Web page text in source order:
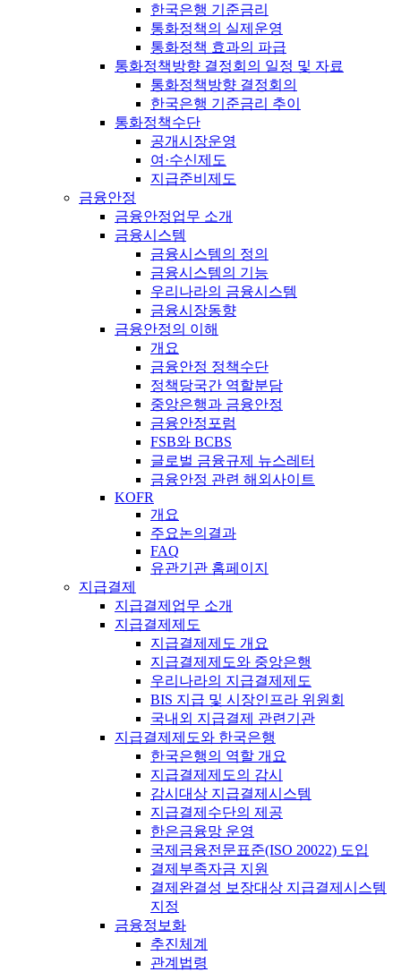
한국은행 기준금리
통화정책의 실제운영
통화정책 효과의 파급
통화정책방향 결정회의 일정 및 자료
통화정책방향 결정회의
한국은행 기준금리 추이
통화정책수단
공개시장운영
여·수신제도
지급준비제도
금융안정
금융안정업무 소개
금융시스템
금융시스템의 정의
금융시스템의 기능
우리나라의 금융시스템
금융시장동향
금융안정의 이해
개요
금융안정 정책수단
정책당국간 역할분담
중앙은행과 금융안정
금융안정포럼
FSB와 BCBS
글로벌 금융규제 뉴스레터
금융안정 관련 해외사이트
KOFR
개요
주요논의결과
FAQ
유관기관 홈페이지
지급결제
지급결제업무 소개
지급결제제도
지급결제제도 개요
지급결제제도와 중앙은행
우리나라의 지급결제제도
BIS 지급 및 시장인프라 위원회
국내외 지급결제 관련기관
지급결제제도와 한국은행
한국은행의 역할 개요
지급결제제도의 감시
감시대상 지급결제시스템
지급결제수단의 제공
한은금융망 운영
국제금융전문표준(ISO 20022) 도입
결제부족자금 지원
결제완결성 보장대상 지급결제시스템
지정
금융정보화
추진체계
관계법령